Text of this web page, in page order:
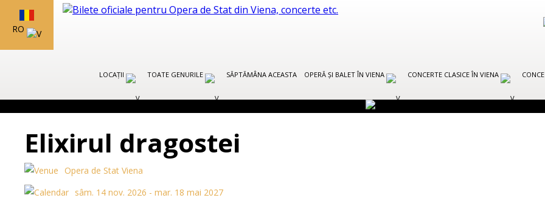
RO
LOCAȚII TOATE GENURILE SĂPTĂMÂNA ACEASTA OPERĂ ȘI BALET ÎN VIENA CONCERTE CLASICE ÎN VIENA
Elixirul dragostei
Opera de Stat Viena
sâm. 14 nov. 2026 - mar. 18 mai 2027